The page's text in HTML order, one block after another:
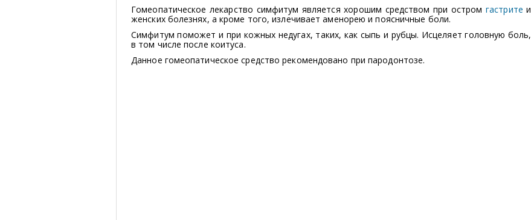
Гомеопатическое лекарство симфитум является хорошим средством при остромгастритеи
женских болезнях, а кроме того, излечивает аменорею и поясничные боли.
Симфитум поможет и при кожных недугах, таких, как сыпь и рубцы. Исцеляет головную боль,
в том числе после коитуса.
Данное гомеопатическое средство рекомендовано при пародонтозе.